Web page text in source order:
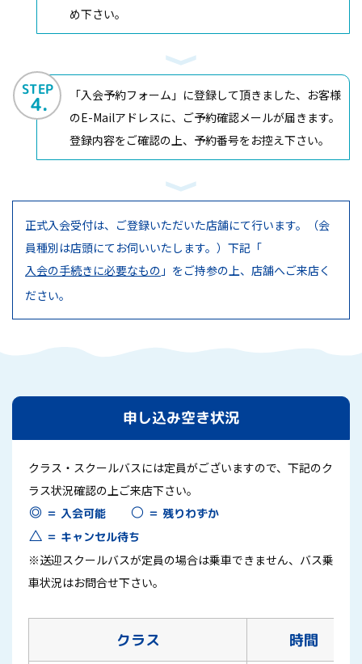
め下さい。
STEP
4.
「入会予約フォーム」に登録して頂きました、お客様
のE-Mailアドレスに、ご予約確認メールが届きます。
登録内容をご確認の上、予約番号をお控え下さい。
正式入会受付は、ご登録いただいた店舗にて行います。（会
員種別は店頭にてお伺いいたします。） 下記「
入会の手続きに必要なもの 」をご持参の上、店舗へご来店く
ださい。
申し込み空き状況
クラス・スクールバスには定員がございますので、下記のク
ラス状況確認の上ご来店下さい。
◎ ＝ 入会可能 ○ ＝ 残りわずか
△ ＝ キャンセル待ち
※送迎スクールバスが定員の場合は乗車できません、バス乗
車状況はお問合せ下さい。
クラス 時間